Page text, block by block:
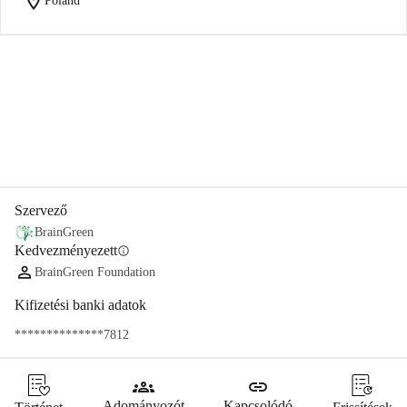
Szervező
BrainGreen
Kedvezményezettinfo
BrainGreen Foundation
Kifizetési banki adatok
**************7812
groups link